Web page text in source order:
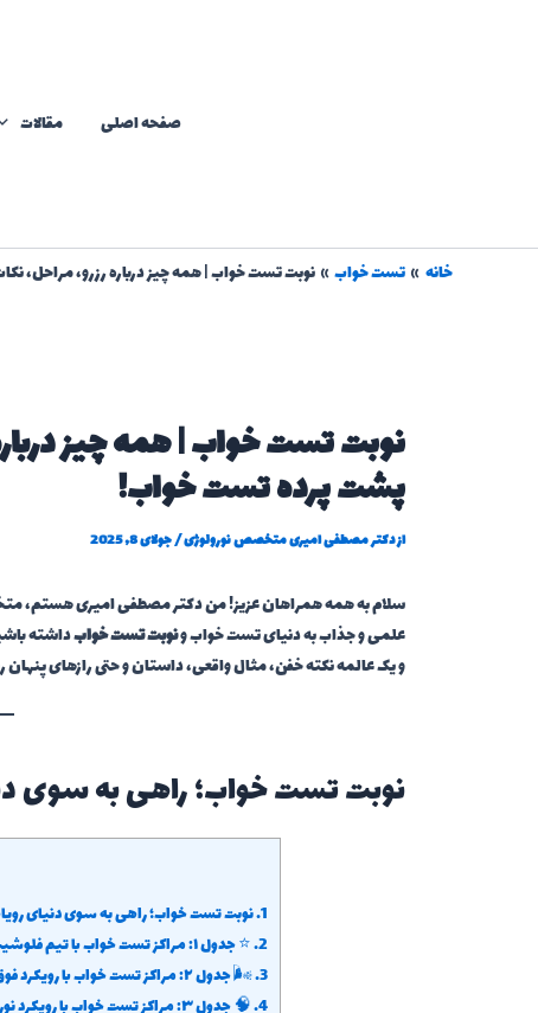
صفحه اصلی
مقالات
خانه تست خواب نوبت تست خواب | همه چیز درباره رزرو، مراحل،
نوبت تست خواب | همه چیز
پشت پرده تست خواب!
ازدکتر مصطفی امیری متخصص نورولوژی/جولای 8, 2025
سلام به همه همراهان عزیز! من دکتر مصطفی امیری هستم،
علمی و جذاب به دنیای تست خواب ونوبت تست خوابداشته
و یک عالمه نکته خفن، مثال واقعی، داستان و حتی رازهای پنهان
نوبت تست خواب؛ راهی به سوی
1. نوبت تست خواب؛ راهی به سوی دنیای
2. ⭐ جدول ۱: مراکز تست خواب با تیم فلوشیپ خواب و رویکرد چندتخصصی (نورولوژی، روانپزشکی، ریه و…)
3. 🌬️ جدول ۲: مراکز تست خواب با رویکرد فوق تخصص ریه (پولمونولوژی)
4. 🧠 جدول ۳: مراکز تست خواب با رویکرد نورولوژیک (مغز و اعصاب)